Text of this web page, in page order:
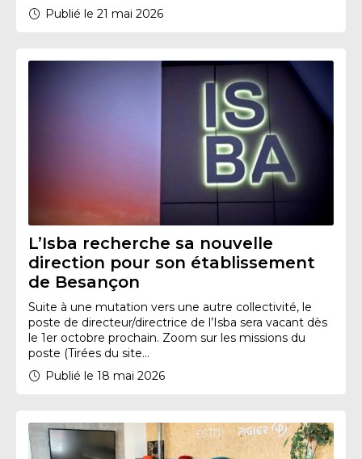
Publié le 21 mai 2026
L’Isba recherche sa nouvelle
direction pour son établissement
de Besançon
Suite à une mutation vers une autre collectivité, le
poste de directeur/directrice de l’Isba sera vacant dès
le 1er octobre prochain. Zoom sur les missions du
poste (Tirées du site...
Publié le 18 mai 2026